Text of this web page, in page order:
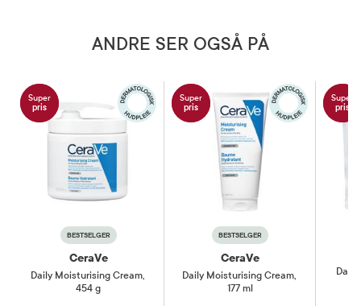
ANDRE SER OGSÅ PÅ
Super
pris
BESTSELGER
CeraVe
Daily Moisturising Cream,
454 g
Super
pris
BESTSELGER
CeraVe
Daily Moisturising Cream,
177 ml
Super
pris